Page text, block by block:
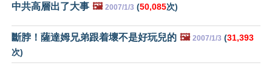
中共高層出了大事 🖼️ 2007/1/3 (50,085次)
斷脖！薩達姆兄弟跟着壞不是好玩兒的 🖼️ 2007/1/3 (31,393
次)